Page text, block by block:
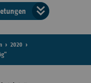
der
2020